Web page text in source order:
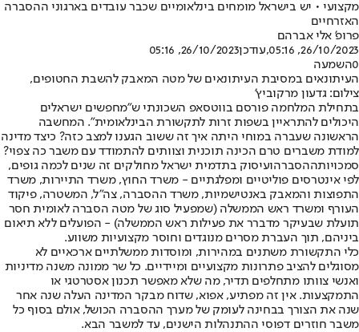
מקצועי • יש בישראל מומחים בינלאומיים שכבר עובדים בארגוני ההסברה
האזרחיים
פרופ' אלי אברהם
26/10/2023, 05:16
,עודכן26/10/2023, 05:16
0השמעה
העיתונאים במסיבת העיתונאים של מטה המאבק להשבת החטופים,
צילום: גדעון מרקוביץ'
בתחילת המלחמה פורסם בווטסאפ השכונתי ש"מחפשים ישראלים
היכולים להתראיין בשפות זרות לתקשורת הבינלאומית". המחשבה
הראשונה שעברה במוחי היתה איך זה ששוב הגענו למצב כזה? כיצד מדינה
למודת משברים טרם הכינה תוכנית וצוותים להתמודד עם משבר כה צפוי?
סמכויותההסברהועיסוק בתדמית ישראל מחולקים זה שנים לכמה גופים,
לפי אינטרסים פוליטיים ומפלגתיים - משרד החוץ, משרד התיירות, משרד
התפוצות והמאבק באנטישמיות, משרד ההסברה, צה"ל, המשטרה, פיקוד
העורף ומשרד ראש הממשלה (שמפעיל סוג של מטה הסברה לאומית חסר
תועלת שבעיקר מדברר את פעילות ראש הממשלה) - הפועלים ללא תיאום
ביניהם, תוך העברת מסרים מנוגדים וחוסר מקצועיות משווע.
כלי התקשורת משתנים במהירות, ומוסדות ממשלתיים ארכאיים לא
מסוגלים להציב פתרונות מקצועיים ומיידיים. כל שר ממונה משנה מדיניות
ואנשי צוותו מתחלפים תדיר, מה שלא מאפשר תכנון אסטרטגי או
התמקצעות. אין זה מפתיע, אפוא, שדוח מבקר המדינה העלה שנה אחר
שנה את הצורך בבחינה לעומק של מערך ההסברה הכושל, אולם בסוף כל
משבר חוזרים דפוסי ההתנהלות הישנים, עד למשבר הבא.